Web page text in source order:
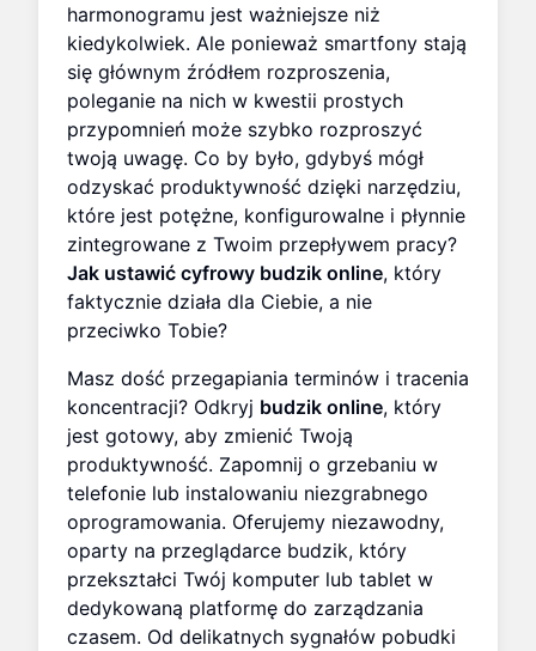
harmonogramu jest ważniejsze niż
kiedykolwiek. Ale ponieważ smartfony stają
się głównym źródłem rozproszenia,
poleganie na nich w kwestii prostych
przypomnień może szybko rozproszyć
twoją uwagę. Co by było, gdybyś mógł
odzyskać produktywność dzięki narzędziu,
które jest potężne, konfigurowalne i płynnie
zintegrowane z Twoim przepływem pracy?
Jak ustawić cyfrowy budzik online, który
faktycznie działa dla Ciebie, a nie
przeciwko Tobie?
Masz dość przegapiania terminów i tracenia
koncentracji? Odkryj budzik online, który
jest gotowy, aby zmienić Twoją
produktywność. Zapomnij o grzebaniu w
telefonie lub instalowaniu niezgrabnego
oprogramowania. Oferujemy niezawodny,
oparty na przeglądarce budzik, który
przekształci Twój komputer lub tablet w
dedykowaną platformę do zarządzania
czasem. Od delikatnych sygnałów pobudki